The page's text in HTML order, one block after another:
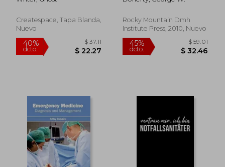
45%
dcto. $ 36.71 dcto.
Createspace, Tapa Blanda,
Nuevo
8th rocky mountain
mental health
conference (en
Rocky Mountain Dmh
Institute Press, 2010, Nuevo